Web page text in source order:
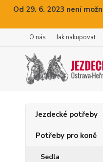
Od 29. 6. 2023 není
O nás Jak nakupovat
Jezdecké potřeby
Potřeby pro koně
Sedla